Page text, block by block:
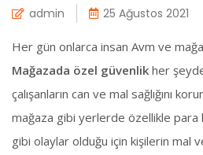
admin 25 Ağustos 2021
Her gün onlarca insan Avm ve
Mağazada özel güvenlik her
çalışanların can ve mal sağlığını
mağaza gibi yerlerde özellikle para
gibi olaylar olduğu için kişilerin mal